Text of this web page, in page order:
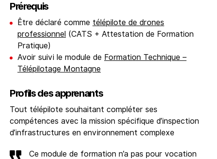
Prérequis
Être déclaré comme télépilote de drones
professionnel (CATS + Attestation de Formation
Pratique)
Avoir suivi le module de Formation Technique –
Télépilotage Montagne
Profils des apprenants
Tout télépilote souhaitant compléter ses
compétences avec la mission spécifique d’inspection
d’infrastructures en environnement complexe
Ce module de formation n’a pas pour vocation